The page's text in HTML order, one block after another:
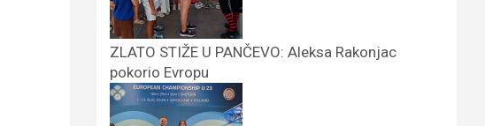
ZLATO STIŽE U PANČEVO: Aleksa Rakonjac
pokorio Evropu